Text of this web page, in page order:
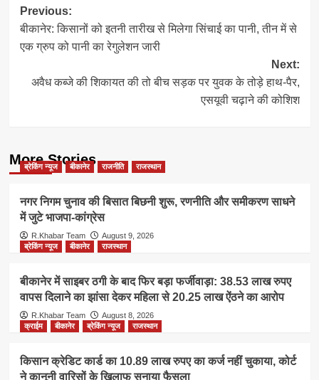
Post
navigation
Previous:
बीकानेर: किसानों को इतनी तारीख से मिलेगा सिंचाई का पानी, तीन में से
एक ग्रुप को पानी का रेगुलेशन जारी
Next:
अवैध कब्जे की शिकायत की तो बीच सड़क पर युवक के तोड़े हाथ-पैर,
एसयूवी चढ़ाने की कोशिश
More Stories
ब्रेकिंग न्यूज बीकानेर राजनीति राजस्थान
नगर निगम चुनाव की बिसात बिछनी शुरू, रणनीति और समीकरण साधने
में जुटे भाजपा-कांग्रेस
R.Khabar Team
August 9, 2026
ब्रेकिंग न्यूज
बीकानेर राजस्थान
बीकानेर में साइबर ठगी के बाद फिर बड़ा फर्जीवाड़ा: 38.53 लाख रुपए
वापस दिलाने का झांसा देकर महिला से 20.25 लाख ऐंठने का आरोप
R.Khabar Team
August 8, 2026
क्राईम
बीकानेर ब्रेकिंग न्यूज राजस्थान
किसान क्रेडिट कार्ड का 10.89 लाख रुपए का कर्ज नहीं चुकाया, कोर्ट
ने कानूनी वारिसों के खिलाफ सुनाया फैसला